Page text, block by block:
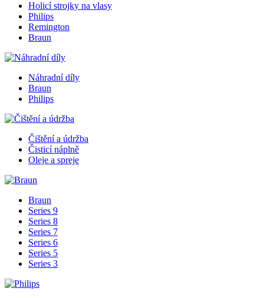
Holicí strojky na vlasy
Philips
Remington
Braun
Náhradní díly
Braun
Philips
Čištění a údržba
Čisticí náplně
Oleje a spreje
Braun
Series 9
Series 8
Series 7
Series 6
Series 5
Series 3